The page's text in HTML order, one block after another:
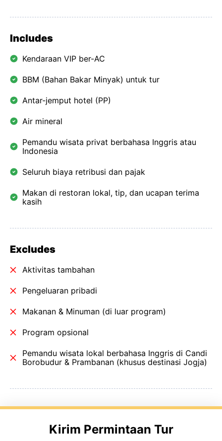
Includes
Kendaraan VIP ber-AC
BBM (Bahan Bakar Minyak) untuk tur
Antar-jemput hotel (PP)
Air mineral
Pemandu wisata privat berbahasa Inggris atau
Indonesia
Seluruh biaya retribusi dan pajak
Makan di restoran lokal, tip, dan ucapan terima
kasih
Excludes
Aktivitas tambahan
Pengeluaran pribadi
Makanan & Minuman (di luar program)
Program opsional
Pemandu wisata lokal berbahasa Inggris di Candi
Borobudur & Prambanan (khusus destinasi Jogja)
Kirim Permintaan Tur